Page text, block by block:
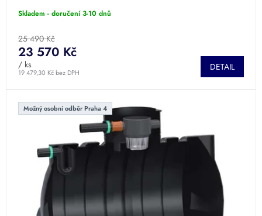
Skladem - doručení 3-10 dnů
25 490 Kč
19 479,30 Kč bez DPH
23 570 Kč
/ ks DETAIL
Možný osobní odběr Praha 4